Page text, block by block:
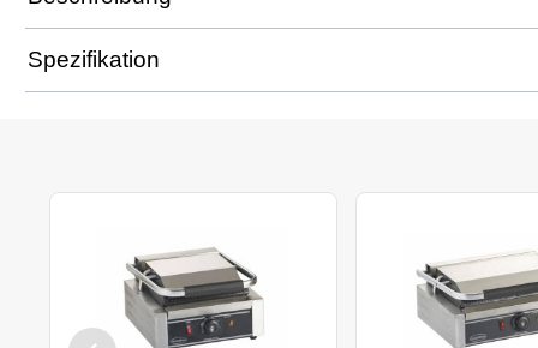
Spezifikation